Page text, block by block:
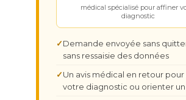
médical spécialisé pour affiner
diagnostic
Demande envoyée sans
sans ressaisie des données
Un avis médical en retour
votre diagnostic ou orienter